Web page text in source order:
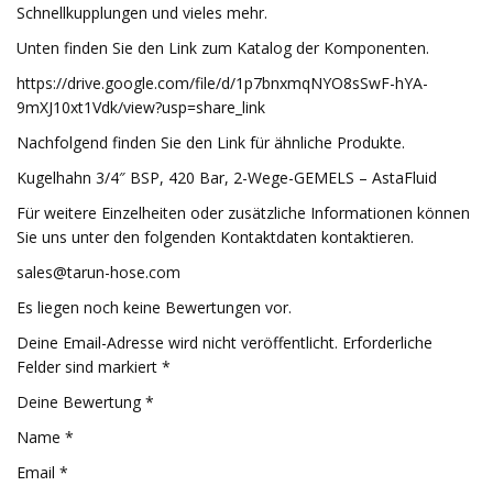
Schnellkupplungen und vieles mehr.
Unten finden Sie den Link zum Katalog der Komponenten.
https://drive.google.com/file/d/1p7bnxmqNYO8sSwF-hYA-
9mXJ10xt1Vdk/view?usp=share_link
Nachfolgend finden Sie den Link für ähnliche Produkte.
Kugelhahn 3/4″ BSP, 420 Bar, 2-Wege-GEMELS – AstaFluid
Für weitere Einzelheiten oder zusätzliche Informationen können
Sie uns unter den folgenden Kontaktdaten kontaktieren.
sales@tarun-hose.com
Es liegen noch keine Bewertungen vor.
Deine Email-Adresse wird nicht veröffentlicht. Erforderliche
Felder sind markiert *
Deine Bewertung *
Name *
Email *